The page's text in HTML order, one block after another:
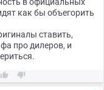
как бы объегорить
ставить,
про дилеров, и
 